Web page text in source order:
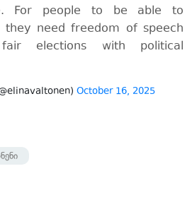
For people to be able to
they need freedom of speech
elections with political
October 16, 2025